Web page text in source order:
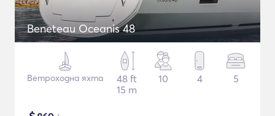
Beneteau Oceanis 48
Ветроходна яхта
48 ft
15 m
10 4 5